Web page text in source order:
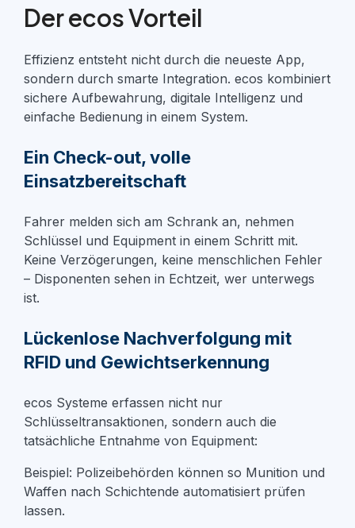
Der ecos Vorteil
Effizienz entsteht nicht durch die neueste App,
sondern durch smarte Integration. ecos kombiniert
sichere Aufbewahrung, digitale Intelligenz und
einfache Bedienung in einem System.
Ein Check-out, volle
Einsatzbereitschaft
Fahrer melden sich am Schrank an, nehmen
Schlüssel und Equipment in einem Schritt mit.
Keine Verzögerungen, keine menschlichen Fehler
– Disponenten sehen in Echtzeit, wer unterwegs
ist.
Lückenlose Nachverfolgung mit
RFID und Gewichtserkennung
ecos Systeme erfassen nicht nur
Schlüsseltransaktionen, sondern auch die
tatsächliche Entnahme von Equipment:
Beispiel: Polizeibehörden können so Munition und
Waffen nach Schichtende automatisiert prüfen
lassen.